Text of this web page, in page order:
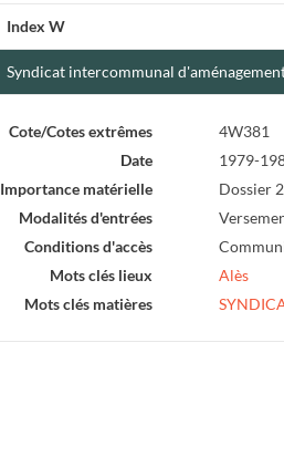
Index W
Syndicat intercommunal
Cote/Cotes extrêmes
4W381
Date
1979-
Importance matérielle
Dossier 2
Modalités d'entrées
Conditions d'accès
Mots clés lieux
Alès
Mots clés matières